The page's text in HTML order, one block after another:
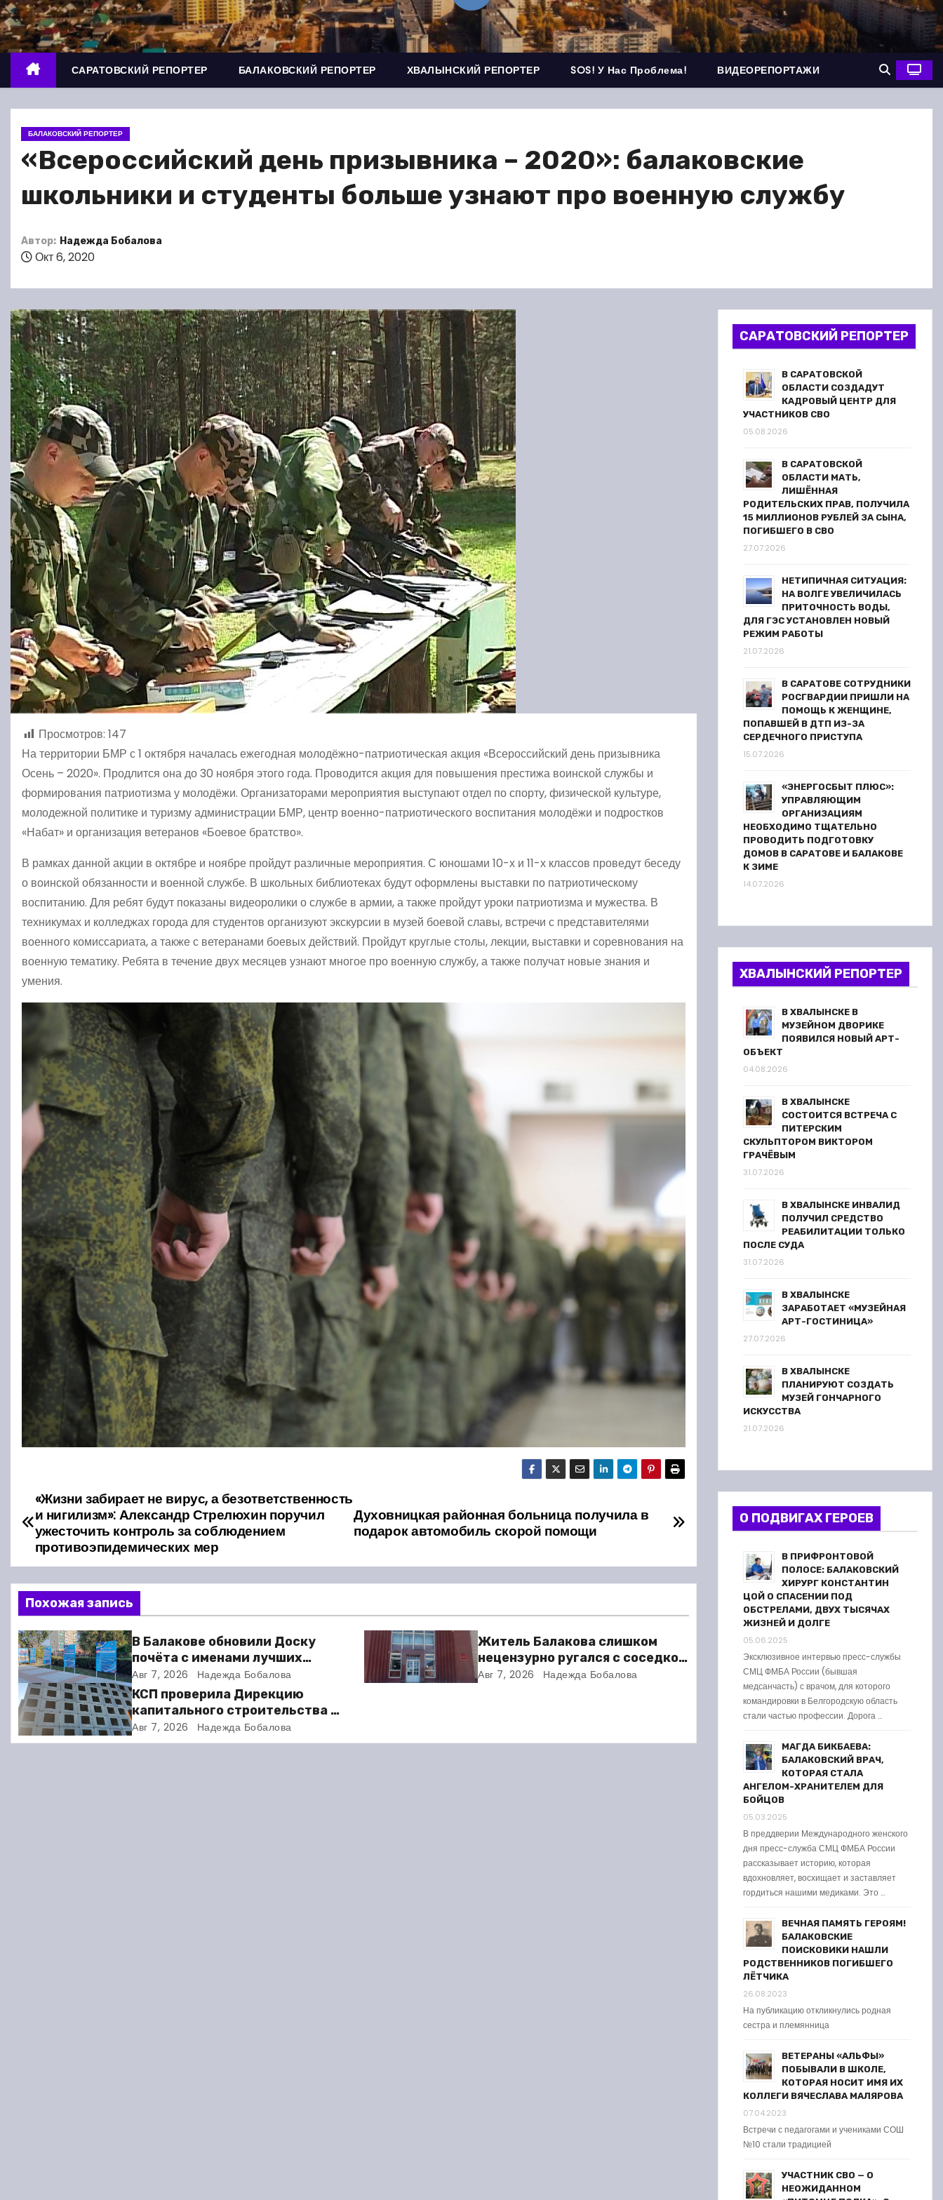
о
м
у
САРАТОВСКИЙ РЕПОРТЕР БАЛАКОВСКИЙ РЕПОРТЕР ХВАЛЫНСКИЙ РЕПОРТЕР SOS! У Нас Проблема! ВИДЕОРЕПОРТАЖИ
БАЛАКОВСКИЙ РЕПОРТЕР
«Всероссийский день призывника – 2020»: балаковские
школьники и студенты больше узнают про военную службу
Автор: Надежда Бобалова
Окт 6, 2020
Просмотров: 147
На территории БМР с 1 октября началась ежегодная молодёжно-патриотическая акция «Всероссийский день призывника
Осень – 2020». Продлится она до 30 ноября этого года. Проводится акция для повышения престижа воинской службы и
формирования патриотизма у молодёжи. Организаторами мероприятия выступают отдел по спорту, физической культуре,
молодежной политике и туризму администрации БМР, центр военно-патриотического воспитания молодёжи и подростков
«Набат» и организация ветеранов «Боевое братство».
В рамках данной акции в октябре и ноябре пройдут различные мероприятия. С юношами 10-х и 11-х классов проведут беседу
о воинской обязанности и военной службе. В школьных библиотеках будут оформлены выставки по патриотическому
воспитанию. Для ребят будут показаны видеоролики о службе в армии, а также пройдут уроки патриотизма и мужества. В
техникумах и колледжах города для студентов организуют экскурсии в музей боевой славы, встречи с представителями
военного комиссариата, а также с ветеранами боевых действий. Пройдут круглые столы, лекции, выставки и соревнования на
военную тематику. Ребята в течение двух месяцев узнают многое про военную службу, а также получат новые знания и
умения.
Н
а
в
и
г
а
ц
и
я
Духовницкая районная больница получила в
подарок автомобиль скорой помощи
«Жизни забирает не вирус, а безответственность
и нигилизм»: Александр Стрелюхин поручил
ужесточить контроль за соблюдением
противоэпидемических мер
Похожая запись
В Балакове обновили Доску
почёта с именами лучших
спортсменов. Фото
Авг 7, 2026 Надежда Бобалова
Житель Балакова слишком
нецензурно ругался с соседкой
и получил двое суток ареста
Авг 7, 2026 Надежда Бобалова
КСП проверила Дирекцию
капитального строительства в
Балакове и нашла множество
нарушений
Авг 7, 2026 Надежда Бобалова
САРАТОВСКИЙ РЕПОРТЕР
В САРАТОВСКОЙ
ОБЛАСТИ СОЗДАДУТ
КАДРОВЫЙ ЦЕНТР ДЛЯ
УЧАСТНИКОВ СВО
05.08.2026
В САРАТОВСКОЙ
ОБЛАСТИ МАТЬ,
ЛИШЁННАЯ
РОДИТЕЛЬСКИХ ПРАВ, ПОЛУЧИЛА
15 МИЛЛИОНОВ РУБЛЕЙ ЗА СЫНА,
ПОГИБШЕГО В СВО
27.07.2026
НЕТИПИЧНАЯ СИТУАЦИЯ:
НА ВОЛГЕ УВЕЛИЧИЛАСЬ
ПРИТОЧНОСТЬ ВОДЫ,
ДЛЯ ГЭС УСТАНОВЛЕН НОВЫЙ
РЕЖИМ РАБОТЫ
21.07.2026
В САРАТОВЕ СОТРУДНИКИ
РОСГВАРДИИ ПРИШЛИ НА
ПОМОЩЬ К ЖЕНЩИНЕ,
ПОПАВШЕЙ В ДТП ИЗ-ЗА
СЕРДЕЧНОГО ПРИСТУПА
15.07.2026
«ЭНЕРГОСБЫТ ПЛЮС»:
УПРАВЛЯЮЩИМ
ОРГАНИЗАЦИЯМ
НЕОБХОДИМО ТЩАТЕЛЬНО
ПРОВОДИТЬ ПОДГОТОВКУ
ДОМОВ В САРАТОВЕ И БАЛАКОВЕ
К ЗИМЕ
14.07.2026
ХВАЛЫНСКИЙ РЕПОРТЕР
В ХВАЛЫНСКЕ В
МУЗЕЙНОМ ДВОРИКЕ
ПОЯВИЛСЯ НОВЫЙ АРТ-
ОБЪЕКТ
04.08.2026
В ХВАЛЫНСКЕ
СОСТОИТСЯ ВСТРЕЧА С
ПИТЕРСКИМ
СКУЛЬПТОРОМ ВИКТОРОМ
ГРАЧЁВЫМ
31.07.2026
В ХВАЛЫНСКЕ ИНВАЛИД
ПОЛУЧИЛ СРЕДСТВО
РЕАБИЛИТАЦИИ ТОЛЬКО
ПОСЛЕ СУДА
31.07.2026
В ХВАЛЫНСКЕ
ЗАРАБОТАЕТ «МУЗЕЙНАЯ
АРТ-ГОСТИНИЦА»
27.07.2026
В ХВАЛЫНСКЕ
ПЛАНИРУЮТ СОЗДАТЬ
МУЗЕЙ ГОНЧАРНОГО
ИСКУССТВА
21.07.2026
О ПОДВИГАХ ГЕРОЕВ
В ПРИФРОНТОВОЙ
ПОЛОСЕ: БАЛАКОВСКИЙ
ХИРУРГ КОНСТАНТИН
ЦОЙ О СПАСЕНИИ ПОД
ОБСТРЕЛАМИ, ДВУХ ТЫСЯЧАХ
ЖИЗНЕЙ И ДОЛГЕ
05.06.2025
Эксклюзивное интервью пресс-службы
СМЦ ФМБА России (бывшая
медсанчасть) с врачом, для которого
командировки в Белгородскую область
стали частью профессии. Дорога …
МАГДА БИКБАЕВА:
БАЛАКОВСКИЙ ВРАЧ,
КОТОРАЯ СТАЛА
АНГЕЛОМ-ХРАНИТЕЛЕМ ДЛЯ
БОЙЦОВ
05.03.2025
В преддверии Международного женского
дня пресс-служба СМЦ ФМБА России
рассказывает историю, которая
вдохновляет, восхищает и заставляет
гордиться нашими медиками. Это …
ВЕЧНАЯ ПАМЯТЬ ГЕРОЯМ!
БАЛАКОВСКИЕ
ПОИСКОВИКИ НАШЛИ
РОДСТВЕННИКОВ ПОГИБШЕГО
ЛЁТЧИКА
26.08.2023
На публикацию откликнулись родная
сестра и племянница
ВЕТЕРАНЫ «АЛЬФЫ»
ПОБЫВАЛИ В ШКОЛЕ,
КОТОРАЯ НОСИТ ИМЯ ИХ
КОЛЛЕГИ ВЯЧЕСЛАВА МАЛЯРОВА
07.04.2023
Встречи с педагогами и учениками СОШ
№10 стали традицией
УЧАСТНИК СВО — О
НЕОЖИДАННОМ